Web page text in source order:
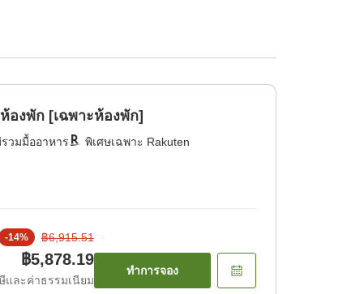
งพัก [เฉพาะห้องพัก]
วมมื้ออาหาร พิเศษเฉพาะ Rakuten
-14% ฿6,915.51
฿5,878.19
และค่าธรรมเนียม
ทำการจอง